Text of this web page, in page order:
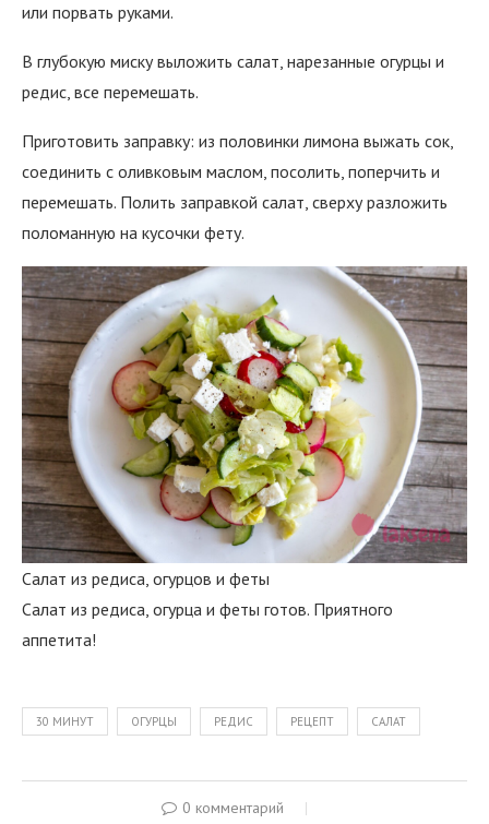
или порвать руками.
В глубокую миску выложить салат, нарезанные огурцы и
редис, все перемешать.
Приготовить заправку: из половинки лимона выжать сок,
соединить с оливковым маслом, посолить, поперчить и
перемешать. Полить заправкой салат, сверху разложить
поломанную на кусочки фету.
Салат из редиса, огурцов и феты
Салат из редиса, огурца и феты готов. Приятного
аппетита!
30 МИНУТ ОГУРЦЫ РЕДИС РЕЦЕПТ САЛАТ
0 комментарий